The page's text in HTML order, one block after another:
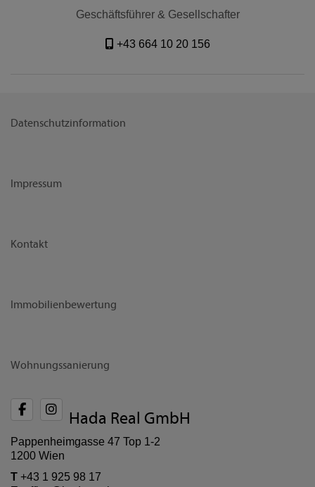
Geschäftsführer & Gesellschafter
+43 664 10 20 156
Datenschutzinformation
Impressum
Kontakt
Immobilienbewertung
Wohnungssanierung
Hada Real GmbH
Pappenheimgasse 47 Top 1-2
1200 Wien
T +43 1 925 98 17